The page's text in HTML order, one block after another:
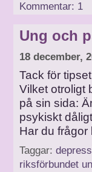
Kommentar: 1
Ung och
18 december,
Tack för
Vilket otroligt
på sin sida:
psykiskt
Har du
Taggar:
riksförbundet